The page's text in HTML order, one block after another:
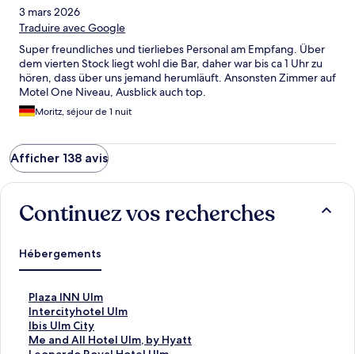
3 mars 2026
Traduire avec Google
Super freundliches und tierliebes Personal am Empfang. Über
dem vierten Stock liegt wohl die Bar, daher war bis ca 1 Uhr zu
hören, dass über uns jemand herumläuft. Ansonsten Zimmer auf
Motel One Niveau, Ausblick auch top.
Moritz, séjour de 1 nuit
Afficher 138 avis
Continuez vos recherches
Hébergements
Plaza INN Ulm
L
i
e
n
Intercityhotel Ulm
L
i
e
Ibis Ulm City
L
iMe and All Hotel Ulm, by Hyatt
L